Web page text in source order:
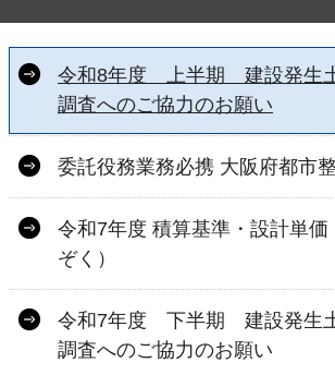
令和8年度 上半期 建設発生
調査へのご協力のお願い
委託役務業務必携 大阪府都市
令和7年度 積算基準・設計単
ぞく）
令和7年度 下半期 建設発生
調査へのご協力のお願い